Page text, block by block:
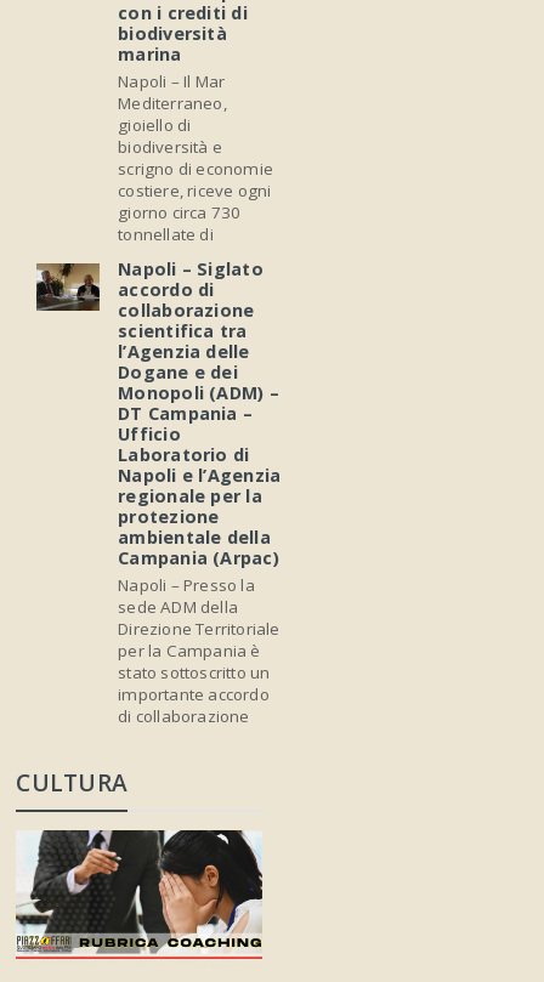
con i crediti di
biodiversità
marina
Napoli – Il Mar
Mediterraneo,
gioiello di
biodiversità e
scrigno di economie
costiere, riceve ogni
giorno circa 730
tonnellate di
Napoli – Siglato
accordo di
collaborazione
scientifica tra
l’Agenzia delle
Dogane e dei
Monopoli (ADM) –
DT Campania –
Ufficio
Laboratorio di
Napoli e l’Agenzia
regionale per la
protezione
ambientale della
Campania (Arpac)
Napoli – Presso la
sede ADM della
Direzione Territoriale
per la Campania è
stato sottoscritto un
importante accordo
di collaborazione
CULTURA